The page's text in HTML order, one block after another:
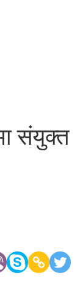
संयुक्त